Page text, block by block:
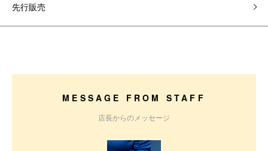
先行販売
MESSAGE FROM STAFF
店長からのメッセージ